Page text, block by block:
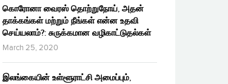
கொரோனா வைரஸ் தொற்றுநோய், அதன்
தாக்கங்கள் மற்றும் நீங்கள் என்ன உதவி
செய்யலாம்?: சுருக்கமான வழிகாட்டுதல்கள்
March 25, 2020
இலங்கையின் உள்ளூராட்சி அமைப்பும்,